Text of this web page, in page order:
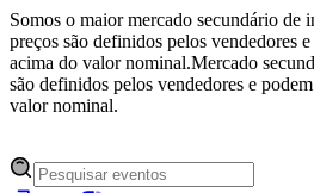
Somos o maior mercado secundário de
preços são definidos pelos vendedores
acima do valor nominal.Mercado
são definidos pelos vendedores e
valor nominal.